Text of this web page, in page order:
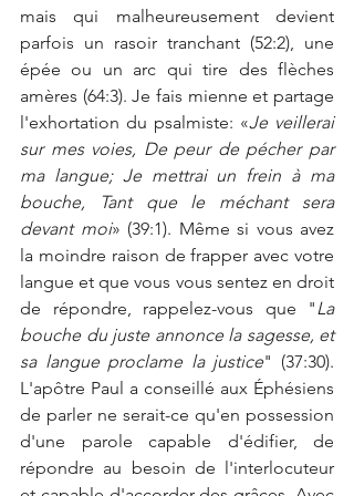
mais qui malheureusement devient
parfois un rasoir tranchant (52:2), une
épée ou un arc qui tire des flèches
amères (64:3). Je fais mienne et partage
l'exhortation du psalmiste: «Je veillerai
sur mes voies, De peur de pécher par
ma langue; Je mettrai un frein à ma
bouche, Tant que le méchant sera
devant moi» (39:1). Même si vous avez
la moindre raison de frapper avec votre
langue et que vous vous sentez en droit
de répondre, rappelez-vous que "La
bouche du juste annonce la sagesse, et
sa langue proclame la justice" (37:30).
L'apôtre Paul a conseillé aux Éphésiens
de parler ne serait-ce qu'en possession
d'une parole capable d'édifier, de
répondre au besoin de l'interlocuteur